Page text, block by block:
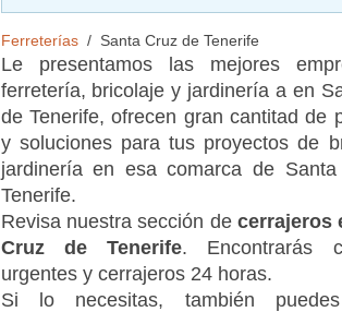
Ferreterías Santa Cruz de Tenerife
Le presentamos las mejores
ferretería, bricolaje y jardinería a en
de Tenerife, ofrecen gran cantitad de
y soluciones para tus proyectos de
jardinería en esa comarca de
Tenerife.
Revisa nuestra sección de cerrajeros
Cruz de Tenerife. Encontrarás
urgentes y cerrajeros 24 horas.
Si lo necesitas, también